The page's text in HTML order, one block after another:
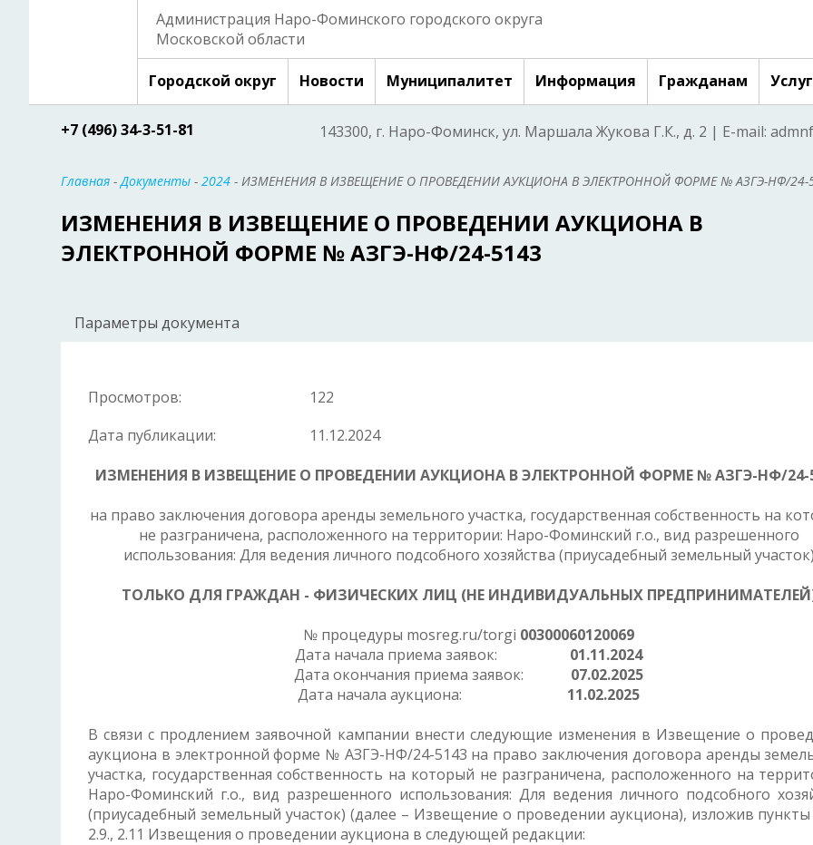
Администрация Наро-Фоминского городского округа
Московской области
Городской округ Новости Муниципалитет Информация Гражданам
+7 (496) 34-3-51-81 143300, г. Наро-Фоминск, ул. Маршала Жукова Г.К., д. 2 | E-mail:
Главная -Документы - 2024 - ИЗМЕНЕНИЯ В ИЗВЕЩЕНИЕ О ПРОВЕДЕНИИ АУКЦИОНА В ЭЛЕКТРОННОЙ ФОРМЕ № АЗГЭ-НФ/24-
ИЗМЕНЕНИЯ В ИЗВЕЩЕНИЕ О ПРОВЕДЕНИИ АУКЦИОНА В
ЭЛЕКТРОННОЙ ФОРМЕ № АЗГЭ-НФ/24-5143
Параметры документа
Просмотров:
122
Дата публикации:
11.12.2024
ИЗМЕНЕНИЯ В ИЗВЕЩЕНИЕ О ПРОВЕДЕНИИ АУКЦИОНА В ЭЛЕКТРОННОЙ ФОРМЕ №АЗГЭ-НФ/24-
на право заключения договора аренды земельного участка, государственная собственность на
не разграничена, расположенного на территории: Наро-Фоминский г.о., вид разрешенного
использования: Для ведения личного подсобного хозяйства (приусадебный земельный участок)
ТОЛЬКО ДЛЯ ГРАЖДАН - ФИЗИЧЕСКИХ ЛИЦ (НЕ ИНДИВИДУАЛЬНЫХ
№ процедуры mosreg.ru/torgi 00300060120069
Дата начала приема заявок: 01.11.2024
Дата окончания приема заявок: 07.02.2025
Дата начала аукциона: 11.02.2025
В связи с продлением заявочной кампании внести следующие изменения в Извещение о
аукциона в электронной форме № АЗГЭ-НФ/24-5143 на право заключения договора аренды
участка, государственная собственность на который не разграничена, расположенного на
Наро-Фоминский г.о., вид разрешенного использования: Для ведения личного подсобного
(приусадебный земельный участок) (далее – Извещение о проведении аукциона), изложив пункты
2.9., 2.11 Извещения о проведении аукциона в следующей редакции: